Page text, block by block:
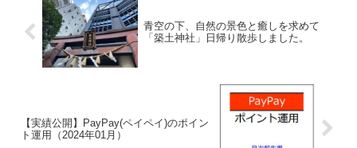
青空の下、自然の景色と癒しを求めて
「築土神社」日帰り散歩しました。
【実績公開】PayPay(ペイペイ)のポイン
ト運用（2024年01月）